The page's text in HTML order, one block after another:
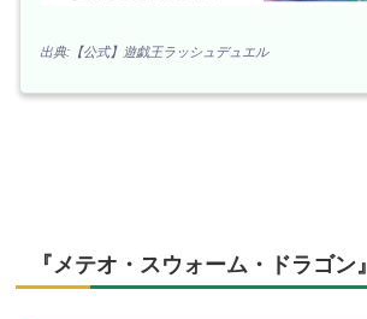
出典:【公式】遊戯王ラッシュデュエル
『メテオ・スウォーム・ドラゴン』